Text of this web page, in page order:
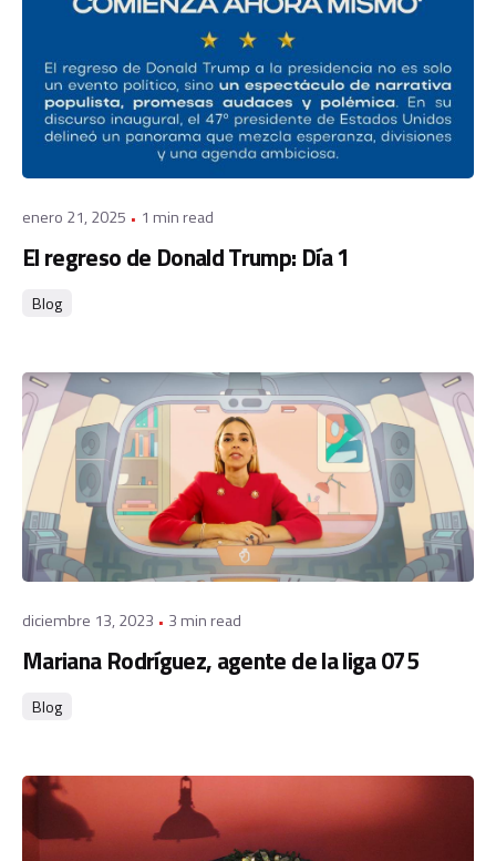
Posted by
admin
enero 21, 2025 1 min read
El regreso de Donald Trump: Día 1
Blog
Posted by
admin
diciembre 13, 2023 3 min read
Mariana Rodríguez, agente de la liga 075
Blog